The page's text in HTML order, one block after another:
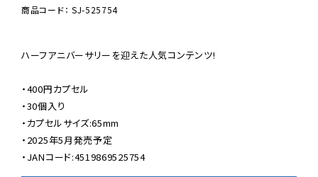
商品コード： SJ-525754
ハーフアニバーサリーを迎えた人気コンテンツ!
・400円カプセル
・30個入り
・カプセルサイズ:65mm
・2025年5月発売予定
・JANコード:4519869525754